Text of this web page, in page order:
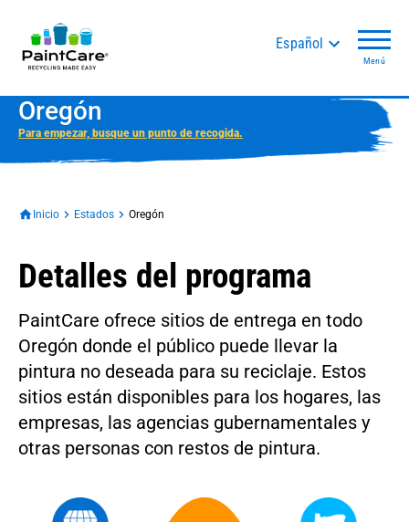
Español
Menú
Oregón
Para empezar, busque un punto de recogida.
Inicio Estados Oregón
Detalles del programa
PaintCare ofrece sitios de entrega en todo
Oregón donde el público puede llevar la
pintura no deseada para su reciclaje. Estos
sitios están disponibles para los hogares, las
empresas, las agencias gubernamentales y
otras personas con restos de pintura.